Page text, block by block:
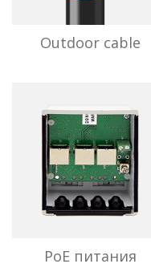
Outdoor cable
PoE питания